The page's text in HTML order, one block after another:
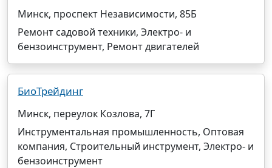
Минск, проспект Независимости, 85Б
Ремонт садовой техники, Электро- и
бензоинструмент, Ремонт двигателей
БиоТрейдинг
Минск, переулок Козлова, 7Г
Инструментальная промышленность, Оптовая
компания, Строительный инструмент, Электро- и
бензоинструмент